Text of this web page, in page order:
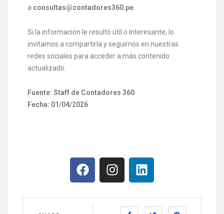
a consultas@contadores360.pe
Si la información le resultó útil o interesante, lo
invitamos a compartirla y seguirnos en nuestras
redes sociales para acceder a más contenido
actualizado.
Fuente: Staff de Contadores 360
Fecha: 01/04/2026